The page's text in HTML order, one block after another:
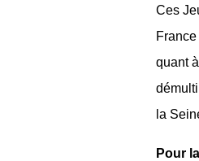
Ces
quant
la
Pour